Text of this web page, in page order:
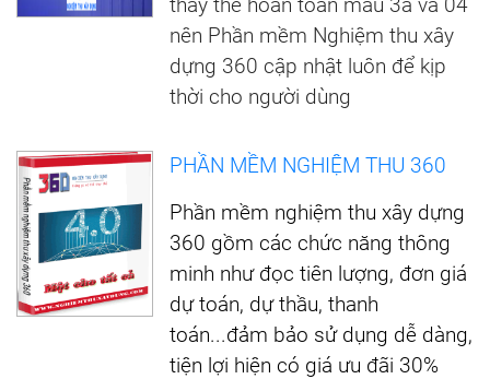
nên Phần mềm Nghiệm thu xây
dựng 360 cập nhật luôn để kịp
thời cho người dùng
PHẦN MỀM NGHIỆM THU 360
Phần mềm nghiệm thu xây dựng
360 gồm các chức năng thông
minh như đọc tiên lượng, đơn giá
dự toán, dự thầu, thanh
toán...đảm bảo sử dụng dễ dàng,
tiện lợi hiện có giá ưu đãi 30%